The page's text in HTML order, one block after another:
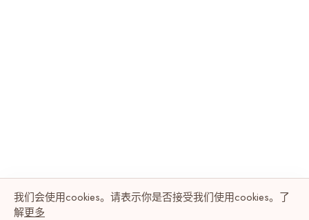
我们会使用cookies。请表示你是否接受我们使用cookies。了
解更多